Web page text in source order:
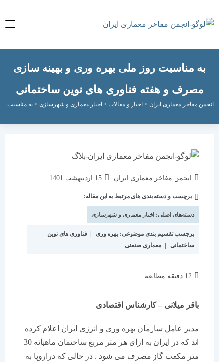
مناسبت روز ملی بهره وری و بهینه سازی
و هفته فناوری های نوین ساختمانی
مفاخر معماری ایران > اخبار و مقالات>اخبار معماری و شهرسازی>به مناسبت روز ملی
انجمن مفاخر معماری ایران
نوشته
شده
است:
15 اردیبهشت 1401
برچسب و دسته بندی های مرتبط به این مقاله:
دسته‌های اصلی:اخبار معماری و شهرسازی
برچسب تقسیم بندی موضوعی:بهره وری | فناوری های نوین
ساختمانی | معماری صنعتی
باقر میلانی – کارشناس اقتصادی
مدیر عامل سازمان بهره وری و انرژی ایران اعلام کرده
اند که در ایران به ازای هر متر مربع ساختمان ماهیانه 30
متر مکعب گاز مصرف می شود . در حالی که دراروپا به